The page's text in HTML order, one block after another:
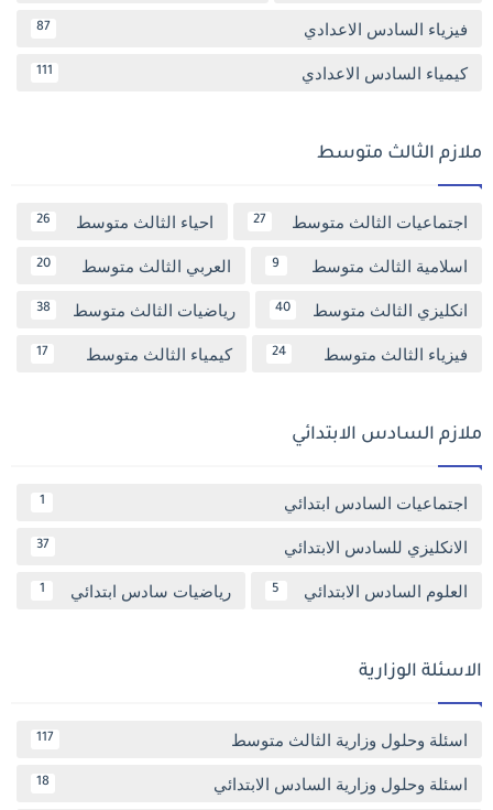
فيزياء السادس الاعدادي 87
كيمياء السادس الاعدادي 111
ملازم الثالث متوسط
اجتماعيات الثالث متوسط 27 احياء الثالث متوسط 26
اسلامية الثالث متوسط 9 العربي الثالث متوسط 20
انكليزي الثالث متوسط 40 رياضيات الثالث متوسط 38
فيزياء الثالث متوسط 24 كيمياء الثالث متوسط 17
ملازم السادس الابتدائي
اجتماعيات السادس ابتدائي 1
الانكليزي للسادس الابتدائي 37
العلوم السادس الابتدائي 5 رياضيات سادس ابتدائي 1
الاسئلة الوزارية
اسئلة وحلول وزارية الثالث متوسط 117
اسئلة وحلول وزارية السادس الابتدائي 18